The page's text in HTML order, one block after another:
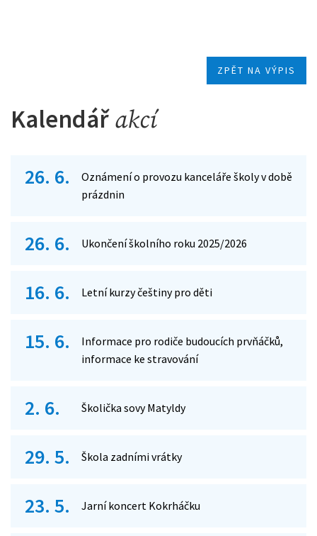
ZPĚT NA VÝPIS
Kalendářakcí
26. 6.
Oznámení o provozu kanceláře školy v době
prázdnin
26. 6. Ukončení školního roku 2025/2026
16. 6. Letní kurzy češtiny pro děti
15. 6.
Informace pro rodiče budoucích prvňáčků,
informace ke stravování
2. 6. Školička sovy Matyldy
29. 5. Škola zadními vrátky
23. 5. Jarní koncert Kokrháčku